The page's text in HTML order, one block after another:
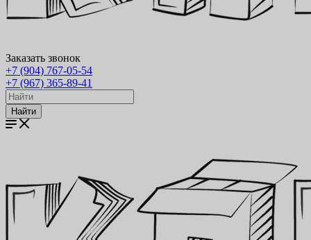
Заказать звонок
+7 (904) 767-05-54
+7 (967) 365-89-41
Найти